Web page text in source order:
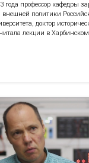
года профессор кафедры
внешней политики
доктор
лекции в Харбинском